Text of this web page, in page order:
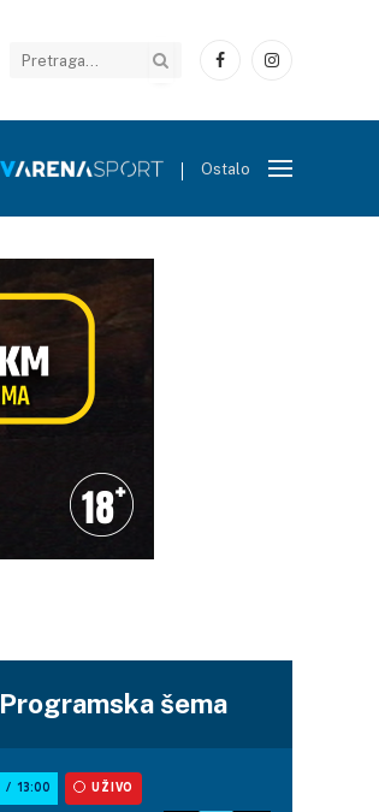
FacebookInstagram
Ostalo
Programska šema